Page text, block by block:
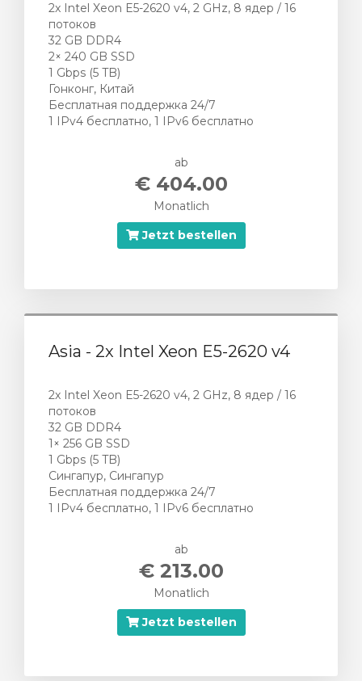
2x Intel Xeon E5-2620 v4, 2 GHz, 8 ядер / 16
потоков
32 GB DDR4
2× 240 GB SSD
1 Gbps (5 TB)
Гонконг, Китай
Бесплатная поддержка 24/7
1 IPv4 бесплатно, 1 IPv6 бесплатно
ab
€ 404.00
Monatlich
Jetzt bestellen
Asia - 2x Intel Xeon E5-2620 v4
2x Intel Xeon E5-2620 v4, 2 GHz, 8 ядер / 16
потоков
32 GB DDR4
1× 256 GB SSD
1 Gbps (5 TB)
Сингапур, Сингапур
Бесплатная поддержка 24/7
1 IPv4 бесплатно, 1 IPv6 бесплатно
ab
€ 213.00
Monatlich
Jetzt bestellen